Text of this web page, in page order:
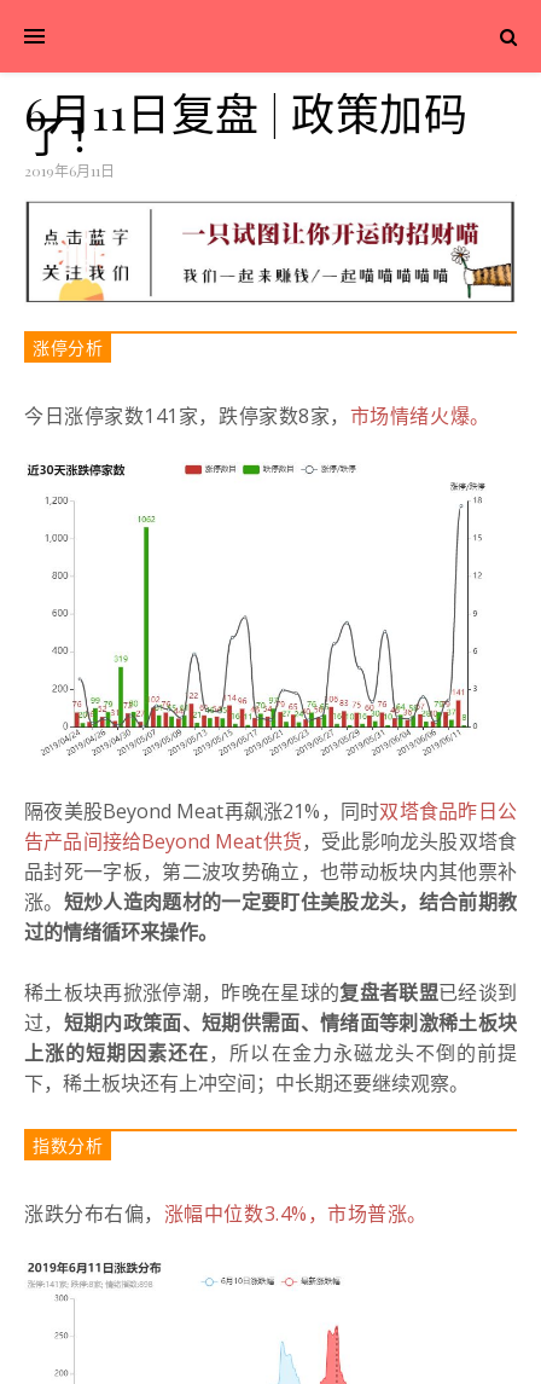
6月11日复盘 | 政策加码
了！
2019年6月11日
涨停分析
今日涨停家数141家，跌停家数8家， 市场情绪火爆。
隔夜美股Beyond Meat再飙涨21%，同时双塔食品昨日公
告产品间接给Beyond Meat供货，受此影响龙头股双塔食
品封死一字板，第二波攻势确立，也带动板块内其他票补
涨。 短炒人造肉题材的一定要盯住美股龙头，结合前期教
过的情绪循环来操作。
稀土板块再掀涨停潮，昨晚在星球的复盘者联盟已经谈到
过， 短期内政策面、短期供需面、情绪面等刺激稀土板块
上涨的短期因素还在，所以在金力永磁龙头不倒的前提
下，稀土板块还有上冲空间；中长期还要继续观察。
指数分析
涨跌分布右偏， 涨幅中位数3.4%，市场普涨。